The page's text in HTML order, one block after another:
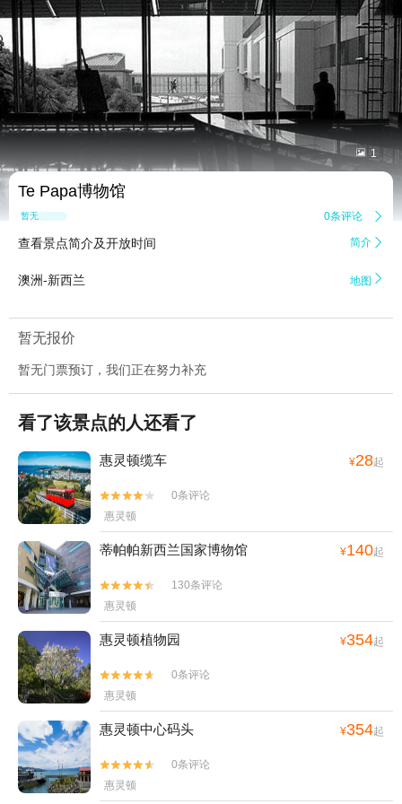
 1
Te Papa博物馆
暂无点评 0条评论 
查看景点简介及开放时间 简介 
澳洲-新西兰 地图 
暂无报价
暂无门票预订，我们正在努力补充
看了该景点的人还看了
惠灵顿缆车 ¥28起


0条评论
惠灵顿
蒂帕帕新西兰国家博物馆 ¥140起


130条评论
惠灵顿
惠灵顿植物园 ¥354起


0条评论
惠灵顿
惠灵顿中心码头 ¥354起


0条评论
惠灵顿
